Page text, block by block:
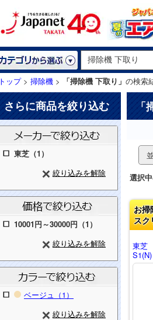
トップ> 掃除機 > 「掃除機 下取り」 の検索
さらに商品を絞り込む
東芝（1）
絞り込みを解除
10001円～30000円（1）
絞り込みを解除
ベージュ（1）
絞り込みを解除
「
選択
お掃
スク
東芝
S1(N)